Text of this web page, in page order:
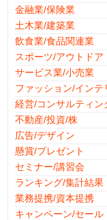
金融業/保険業
土木業/建築業
飲食業/食品関連業
スポーツ/アウトドア
サービス業/小売業
ファッション/インテ
経営/コンサルティン
不動産/投資/株
広告/デザイン
懸賞/プレゼント
セミナー/講習会
ランキング/集計結果
業務提携/資本提携
キャンペーン/セール